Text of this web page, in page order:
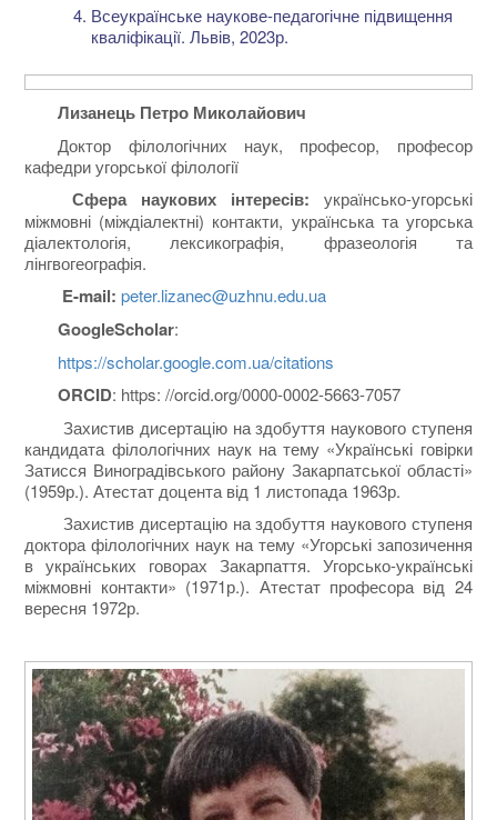
Всеукраїнське наукове-педагогічне підвищення
кваліфікації. Львів, 2023р.
Лизанець Петро Миколайович
Доктор філологічних наук, професор, професор
кафедри угорської філології
Сфера наукових інтересів: українсько-угорські
міжмовні (міждіалектні) контакти, українська та угорська
діалектологія, лексикографія, фразеологія та
лінгвогеографія.
E-mail:peter.lizanec@uzhnu.edu.ua
GoogleScholar:
https://scholar.google.com.ua/citations
ORCID: https: //orcid.org/0000-0002-5663-7057
Захистив дисертацію на здобуття наукового ступеня
кандидата філологічних наук на тему «Українські говірки
Затисся Виноградівського району Закарпатської області»
(1959р.). Атестат доцента від 1 листопада 1963р.
Захистив дисертацію на здобуття наукового ступеня
доктора філологічних наук на тему «Угорські запозичення
в українських говорах Закарпаття. Угорсько-українські
міжмовні контакти» (1971р.). Атестат професора від 24
вересня 1972р.